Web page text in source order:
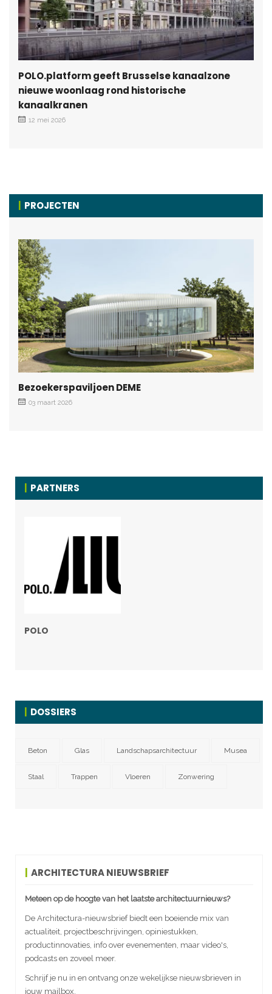
POLO.platform geeft Brusselse kanaalzone
nieuwe woonlaag rond historische
kanaalkranen
12 mei 2026
PROJECTEN
Bezoekerspaviljoen DEME
03 maart 2026
PARTNERS
POLO
DOSSIERS
Beton Glas Landschapsarchitectuur Musea
Staal Trappen Vloeren Zonwering
ARCHITECTURA NIEUWSBRIEF
Meteen op de hoogte van het laatste architectuurnieuws?
De Architectura-nieuwsbrief biedt een boeiende mix van
actualiteit, projectbeschrijvingen, opiniestukken,
productinnovaties, info over evenementen, maar video's,
podcasts en zoveel meer.
Schrijf je nu in en ontvang onze wekelijkse nieuwsbrieven in
jouw mailbox.